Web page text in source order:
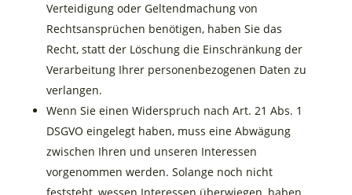
Verteidigung oder Geltendmachung von
Rechtsansprüchen benötigen, haben Sie das
Recht, statt der Löschung die Einschränkung der
Verarbeitung Ihrer personenbezogenen Daten zu
verlangen.
Wenn Sie einen Widerspruch nach Art. 21 Abs. 1
DSGVO eingelegt haben, muss eine Abwägung
zwischen Ihren und unseren Interessen
vorgenommen werden. Solange noch nicht